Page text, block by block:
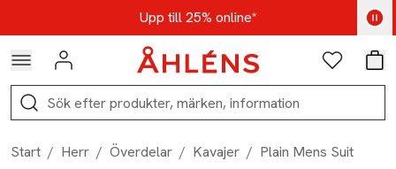
Hoppa till navigationsmenynUpp till 25% online*
Kod: AUG25 - Shoppa nu
Logga in Favoriter
Sök
Start / Herr / Överdelar / Kavajer / Plain Mens Suit